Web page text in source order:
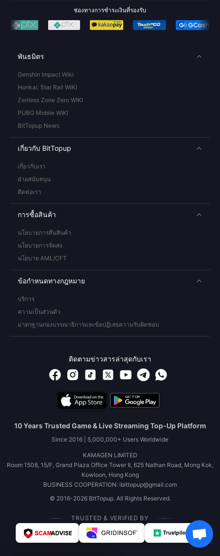
ช่องทางการชำระเงินที่รองรับ
พันธมิตร
Genshin Impact Wiki
Honkai: Star Rail WIKI
Zenless Zone Zero WIKI
PUBG Mobile WIKI
BitTopup News
เกี่ยวกับ BitTopup
เกี่ยวกับเรา
ฝ่ายสนับสนุน
ติดต่อเรา
การซื้อสินค้า
นโยบายการคืนสินค้า
นโยบายการจัดส่ง
นโยบาย AML/CFT
ข้อกำหนดทางกฎหมาย
บริการ
ความเป็นส่วนตัว
มาตรฐานกองบรรณาธิการและข้อปฏิเสธความรับผิดชอบ
ติดตามข่าวสารล่าสุดกับเรา
10 Years Trusted Game & Live Streaming Top-Up Platform
Since 2016 | 5,000,000+ Users Worldwide
KAMAGEN LIMITED
Room 1508, 15/F, Grand Plaza Office Tower II, 625 Nathan Road, Mong Kok,
Kowloon, Hong Kong
BUSINESS COOPERATION: ibittopup@gmail.com
© 2016-2026 BitTopup. All Rights Reserved.
TRUSTED & VERIFIED BY